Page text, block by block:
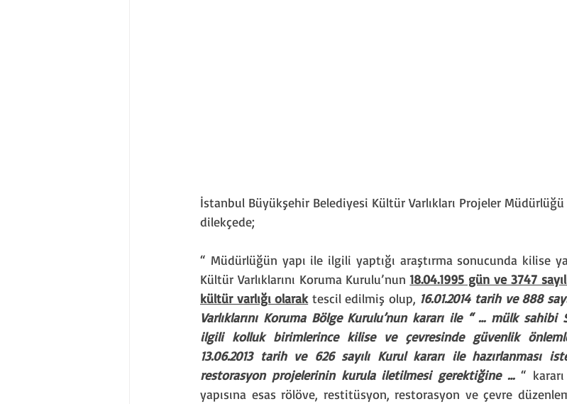
İstanbul Büyükşehir Belediyesi Kültür Varlıkları Projeler
dilekçede;
“ Müdürlüğün yapı ile ilgili yaptığı araştırma sonucunda kilise
Kültür Varlıklarını Koruma Kurulu’nun 18.04.1995 gün ve 3747
kültür varlığı olarak tescil edilmiş olup, 16.01.2014 tarih ve 888
Varlıklarını Koruma Bölge Kurulu’nun kararı ile “ … mülk sahibi
ilgili kolluk birimlerince kilise ve çevresinde güvenlik
13.06.2013 tarih ve 626 sayılı Kurul kararı ile hazırlanması
restorasyon projelerinin kurula iletilmesi gerektiğine … “
yapısına esas rölöve, restitüsyon, restorasyon ve çevre